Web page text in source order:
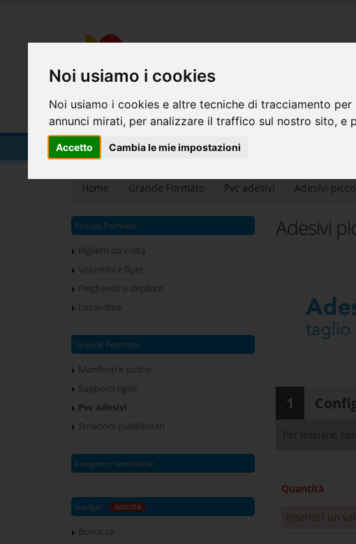
Noi usiamo i cookies
Noi usiamo i cookies e altre tecniche di tracciamento
annunci mirati, per analizzare il traffico sul nostro sito, e
Accetto Cambia le mie impostazioni
HOME PRODOTTI CHI SIAMO
Adesivi taglio completo
Home Grande Formato Pvc adesivi Adesivi
Piccolo Formato
Biglietti da visita
Volantini e flyer
Pieghevoli e depliant
Locandine
Grande Formato
Manifesti e poster
Supporti rigidi
Pvc adesivi
Striscioni pubblicitari
Insegne e vetrofanie
Gadget NOVITÀ
Borracce
Adesivi
1
Per iniziare,
Quantità
Inserisci un